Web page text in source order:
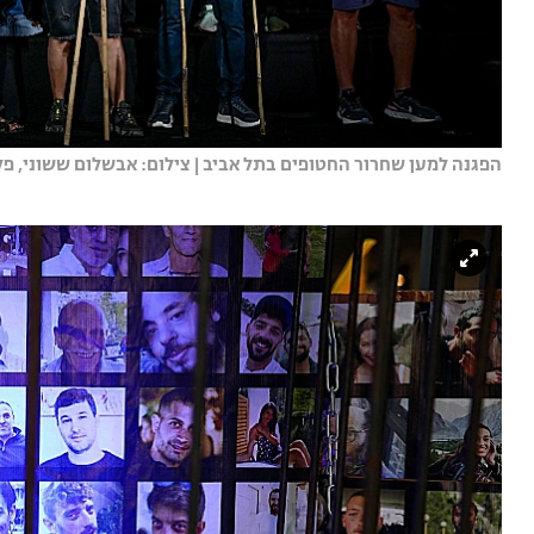
הפגנה למען שחרור החטופים בתל אביב | צילום: אבשלום ששוני,